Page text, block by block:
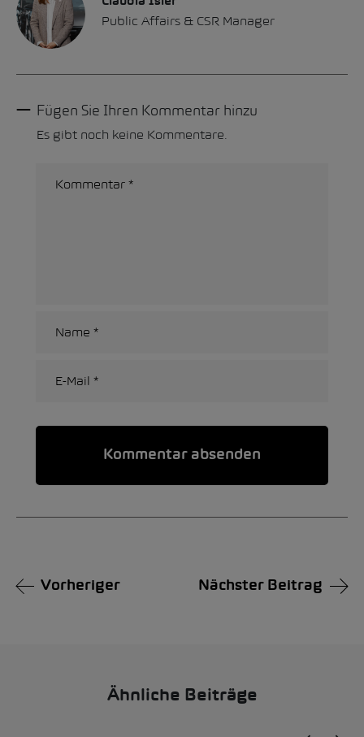
Public Affairs & CSR Manager
Fügen Sie Ihren Kommentar hinzu
Es gibt noch keine Kommentare.
Vorheriger Nächster Beitrag
Ähnliche Beiträge